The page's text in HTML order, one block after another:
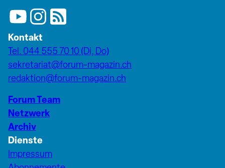
Kontakt
Tel. 044 555 70 10 (Di, Do)
sekretariat@forum-magazin.ch
redaktion@forum-magazin.ch
Forum Team
Netzwerk
Archiv
Dienste
Impressum